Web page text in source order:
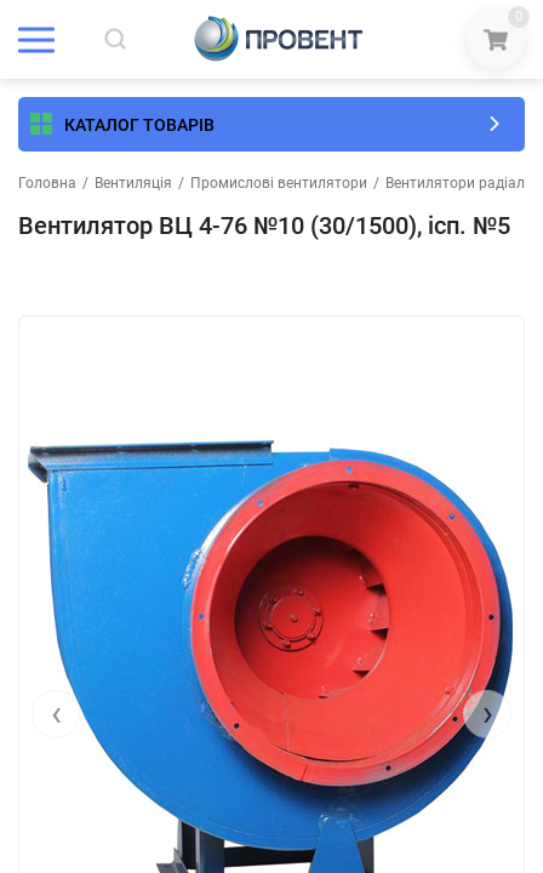
0
КАТАЛОГ ТОВАРІВ
Головна / Вентиляція / Промислові вентилятори / Вентилятори
Вентилятор ВЦ 4-76 №10 (30/1500), ісп. №5
‹ ›